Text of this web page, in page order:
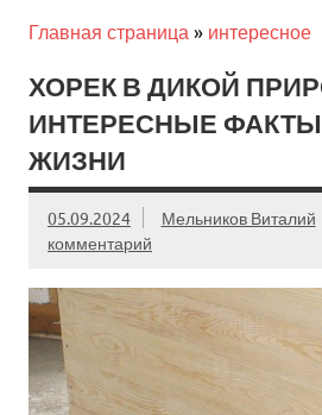
Главная страница » интересное
ХОРЕК В ДИКОЙ
ИНТЕРЕСНЫЕ
ЖИЗНИ
05.09.2024 Мельников Виталий
комментарий